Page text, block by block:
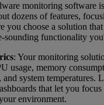
monitoring software
dozens of features,
you choose a solution
sounding functionality
: Your monitoring
usage, memory
system temperatures.
that let you
environment.